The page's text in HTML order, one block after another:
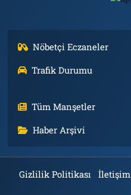
Nöbetçi Eczaneler
Trafik Durumu
Tüm Manşetler
Haber Arşivi
Gizlilik Politikası İletişim